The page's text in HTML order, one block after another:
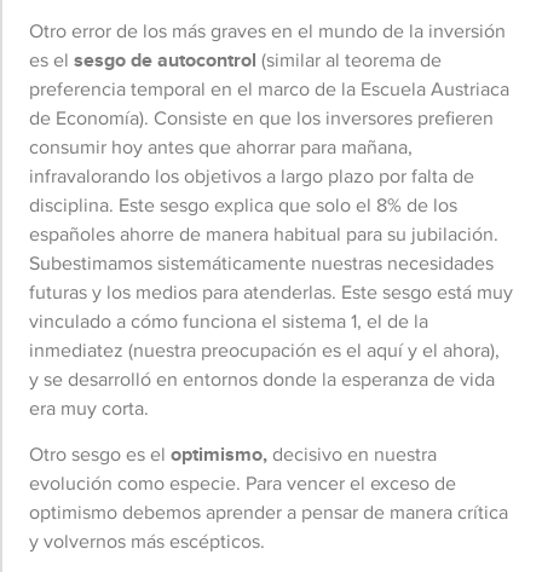
Otro error de los más graves en el mundo de la inversión
es el sesgo de autocontrol (similar al teorema de
preferencia temporal en el marco de la Escuela Austriaca
de Economía). Consiste en que los inversores prefieren
consumir hoy antes que ahorrar para mañana,
infravalorando los objetivos a largo plazo por falta de
disciplina. Este sesgo explica que solo el 8% de los
españoles ahorre de manera habitual para su jubilación.
Subestimamos sistemáticamente nuestras necesidades
futuras y los medios para atenderlas. Este sesgo está muy
vinculado a cómo funciona el sistema 1, el de la
inmediatez (nuestra preocupación es el aquí y el ahora),
y se desarrolló en entornos donde la esperanza de vida
era muy corta.
Otro sesgo esel optimismo,decisivo en nuestra
evolución como especie. Para vencer el exceso de
optimismo debemos aprender a pensar de manera crítica
y volvernos más escépticos.